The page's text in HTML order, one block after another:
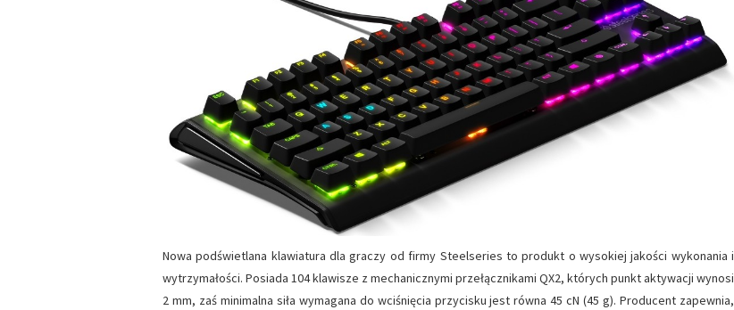
Nowa podświetlana klawiatura dla graczy od firmy Steelseries to produkt o wysokiej jakości wykonania i
wytrzymałości. Posiada 104 klawisze z mechanicznymi przełącznikami QX2, których punkt aktywacji wynosi
2 mm, zaś minimalna siła wymagana do wciśnięcia przycisku jest równa 45 cN (45 g). Producent zapewnia,